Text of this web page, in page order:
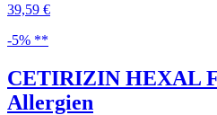
39,59 €
-5% **
CETIRIZIN HEXAL
Allergien